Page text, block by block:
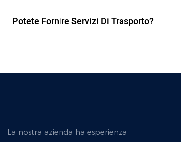
Potete Fornire Servizi Di Trasporto?
La nostra azienda ha esperienza